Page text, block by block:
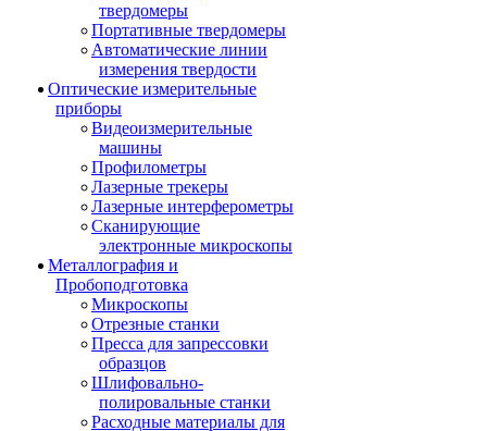
твердомеры
Портативные твердомеры
Автоматические линии
измерения твердости
Оптические измерительные
приборы
Видеоизмерительные
машины
Профилометры
Лазерные трекеры
Лазерные интерферометры
Сканирующие
электронные микроскопы
Металлография и
Пробоподготовка
Микроскопы
Отрезные станки
Пресса для запрессовки
образцов
Шлифовально-
полировальные станки
Расходные материалы для